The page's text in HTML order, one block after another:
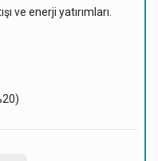
ve enerji yatırımları.